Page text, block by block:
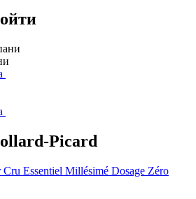
Picard